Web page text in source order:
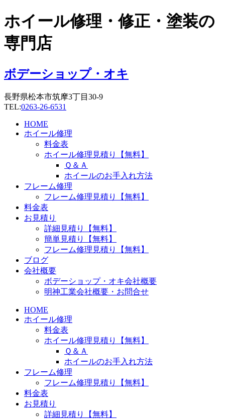
コ
ン
テ
ン
に
ス
ッ
プ
ホイール修理・修正・塗装の
専門店
ボデーショップ・オキ
長野県松本市筑摩3丁目30-9
TEL:0263-26-6531
HOME
ホイール修理
料金表
ホイール修理見積り【無料】
Ｑ＆Ａ
ホイールのお手入れ方法
フレーム修理
フレーム修理見積り【無料】
料金表
お見積り
詳細見積り【無料】
簡単見積り【無料】
フレーム修理見積り【無料】
ブログ
会社概要
ボデーショップ・オキ会社概要
明神工業会社概要・お問合せ
HOME
ホイール修理
料金表
ホイール修理見積り【無料】
Ｑ＆Ａ
ホイールのお手入れ方法
フレーム修理
フレーム修理見積り【無料】
料金表
お見積り
詳細見積り【無料】